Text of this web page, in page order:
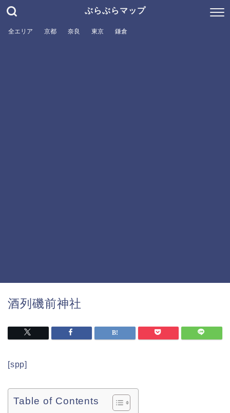
ぶらぶらマップ
全エリア 京都 奈良 東京 鎌倉
酒列磯前神社
[spp]
Table of Contents